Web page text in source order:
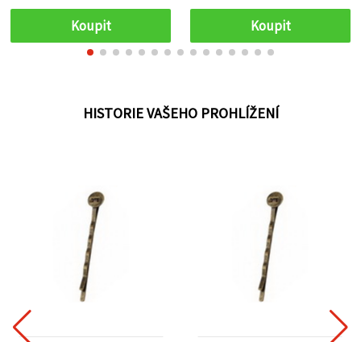
projekty
Koupit Koupit
HISTORIE VAŠEHO PROHLÍŽENÍ